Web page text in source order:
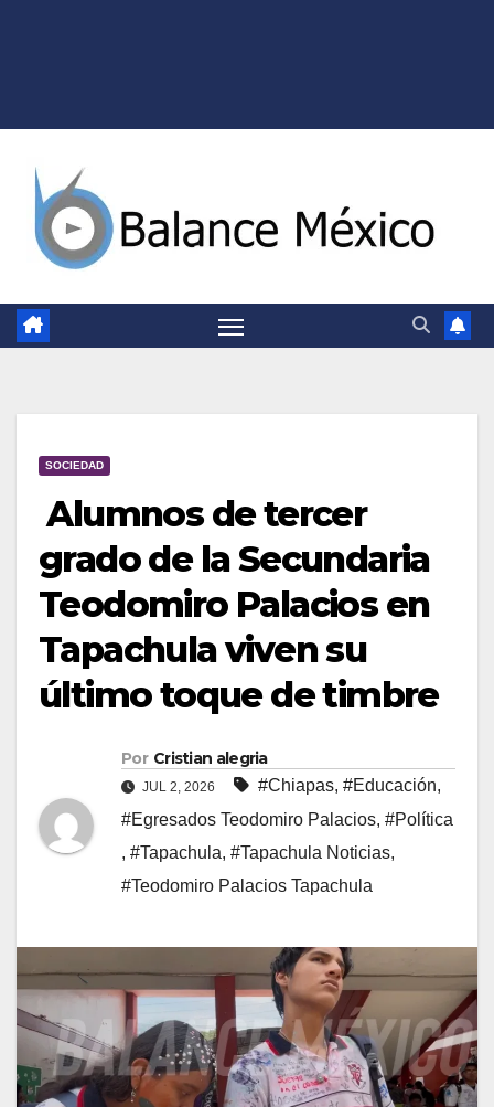
SOCIEDAD
Alumnos de tercer
grado de la Secundaria
Teodomiro Palacios en
Tapachula viven su
último toque de timbre
Por Cristian alegria
JUL 2, 2026 #Chiapas, #Educación,
#Egresados Teodomiro Palacios, #Política
, #Tapachula, #Tapachula Noticias,
#Teodomiro Palacios Tapachula